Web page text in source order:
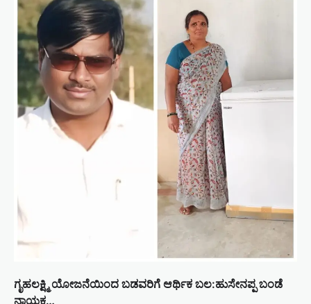
ಗೃಹಲಕ್ಷ್ಮಿ ಯೋಜನೆಯಿಂದ ಬಡವರಿಗೆ ಆರ್ಥಿಕ ಬಲ:ಹುಸೇನಪ್ಪ ಬಂಡೆ
ನಾಯಕ…